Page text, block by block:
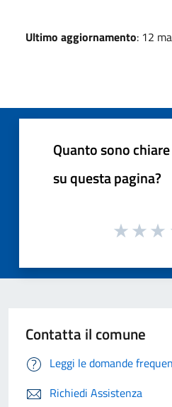
Ultimo aggiornamento: 12
Quanto sono
su questa pagina?
Contatta il comune
Leggi le domande
Richiedi Assistenza